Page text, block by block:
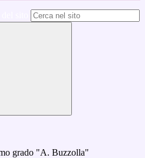
grado "A. Buzzolla"